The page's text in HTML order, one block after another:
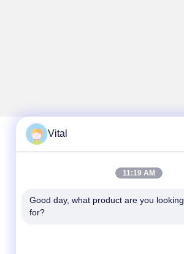
تلفن
Vital
11:19 AM
Good day, what product are you looking
for?